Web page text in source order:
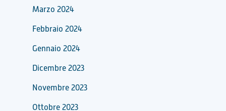
Marzo 2024
Febbraio 2024
Gennaio 2024
Dicembre 2023
Novembre 2023
Ottobre 2023